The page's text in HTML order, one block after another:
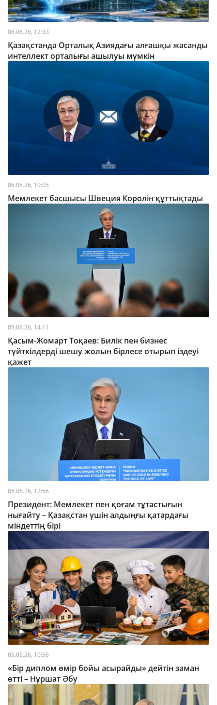
06.06.26, 12:33
Қазақстанда Орталық Азиядағы алғашқы жасанды
интеллект орталығы ашылуы мүмкін
06.06.26, 10:05
Мемлекет басшысы Швеция Королін құттықтады
05.06.26, 14:11
Қасым-Жомарт Тоқаев: Билік пен бизнес
түйткілдерді шешу жолын бірлесе отырып іздеуі
қажет
05.06.26, 12:56
Президент: Мемлекет пен қоғам тұтастығын
нығайту – Қазақстан үшін алдыңғы қатардағы
міндеттің бірі
05.06.26, 10:56
«Бір диплом өмір бойы асырайды» дейтін заман
өтті – Нұршат Әбу